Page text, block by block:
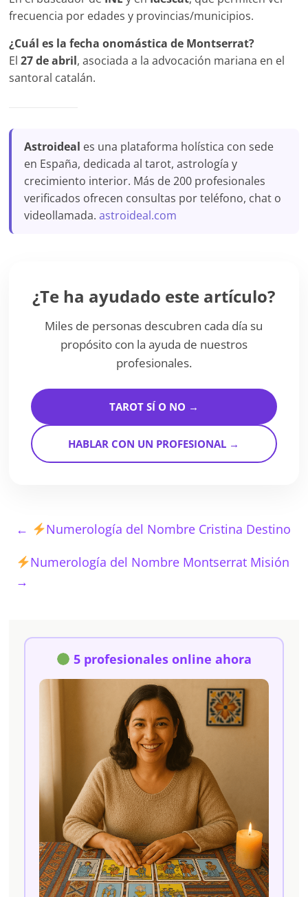
frecuencia por edades y provincias/municipios.
¿Cuál es la fecha onomástica de Montserrat?
El27 de abril, asociada a la advocación mariana en el
santoral catalán.
Astroideal es una plataforma holística con sede
en España, dedicada al tarot, astrología y
crecimiento interior. Más de 200 profesionales
verificados ofrecen consultas por teléfono, chat o
videollamada.astroideal.com
¿Te ha ayudado este artículo?
Miles de personas descubren cada día su
propósito con la ayuda de nuestros
profesionales.
TAROT SÍ O NO →
HABLAR CON UN PROFESIONAL →
←
Numerología del Nombre Cristina Destino
Numerología del Nombre Montserrat Misión
→
5 profesionales online ahora